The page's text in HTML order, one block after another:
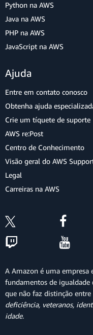
Python na AWS
Java na AWS
PHP na AWS
JavaScript na AWS
Ajuda
Entre em contato conosco
Obtenha ajuda
Crie um tíquete de suporte
AWS re:Post
Centro de Conhecimento
Visão geral do AWS
Legal
Carreiras na AWS
A Amazon é uma empresa
fundamentos de igualdade
que não faz distinção entre
deficiência, veteranos,
idade.